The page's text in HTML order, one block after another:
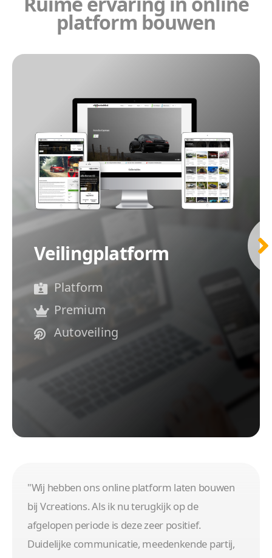
platform bouwen
Veilingplatform
Platform
Premium
Autoveiling
"Wij hebben ons online platform laten bouwen
bij Vcreations. Als ik nu terugkijk op de
afgelopen periode is deze zeer positief.
Duidelijke communicatie, meedenkende partij,